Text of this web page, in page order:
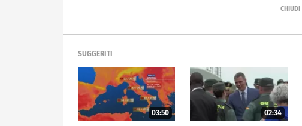
SUGGERITI
03:50 02:34